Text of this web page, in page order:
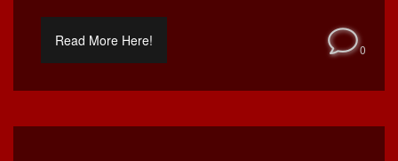
Read More Here!
0